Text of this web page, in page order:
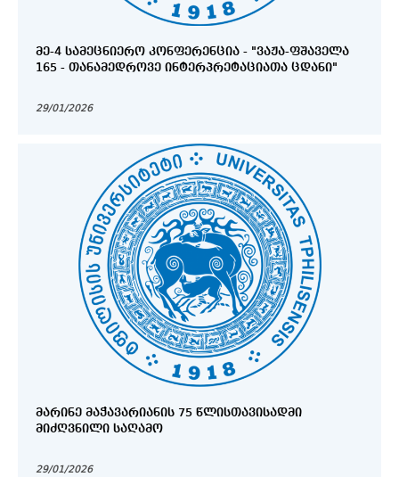
ᲛᲔ-4 ᲡᲐᲛᲔᲪᲜᲘᲔᲠᲝ ᲙᲝᲜᲤᲔᲠᲔᲜᲪᲘᲐ - "ᲕᲐᲟᲐ-ᲤᲨᲐᲕᲔᲚᲐ
165 - ᲗᲐᲜᲐᲛᲔᲓᲠᲝᲕᲔ ᲘᲜᲢᲔᲠᲞᲠᲔᲢᲐᲪᲘᲐᲗᲐ ᲪᲓᲐᲜᲘ"
29/01/2026
ᲛᲐᲠᲘᲜᲔ ᲛᲐᲭᲐᲕᲐᲠᲘᲐᲜᲘᲡ 75 ᲬᲚᲘᲡᲗᲐᲕᲘᲡᲐᲓᲛᲘ
ᲛᲘᲫᲦᲕᲜᲘᲚᲘ ᲡᲐᲦᲐᲛᲝ
29/01/2026